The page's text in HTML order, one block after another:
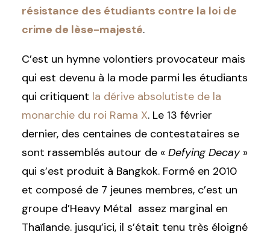
résistance des étudiants contre la loi de
crime de lèse-majesté.
C’est un hymne volontiers provocateur mais
qui est devenu à la mode parmi les étudiants
qui critiquent la dérive absolutiste de la
monarchie du roi Rama X. Le 13 février
dernier, des centaines de contestataires se
sont rassemblés autour de « Defying Decay»
qui s’est produit à Bangkok. Formé en 2010
et composé de 7 jeunes membres, c’est un
groupe d’Heavy Métal assez marginal en
Thaïlande. jusqu’ici, il s’était tenu très éloigné